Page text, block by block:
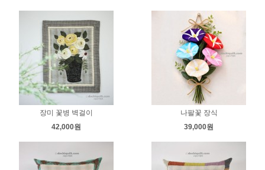
장미 꽃병 벽걸이
42,000원
나팔꽃 장식
39,000원